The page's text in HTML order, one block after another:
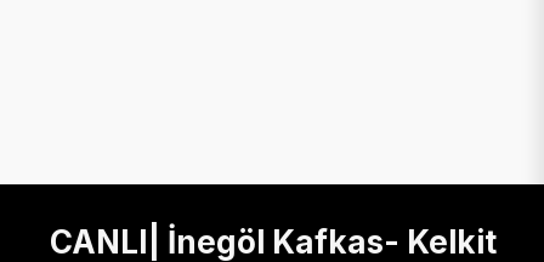
CANLI| İnegöl Kafkas- Kelkit